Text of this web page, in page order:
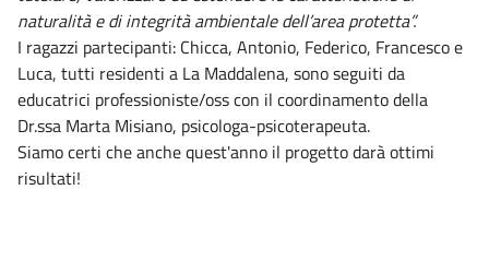
naturalità e di integrità ambientale dell’area protetta”.
I ragazzi partecipanti: Chicca, Antonio, Federico, Francesco e
Luca, tutti residenti a La Maddalena, sonoseguiti da
educatrici professioniste/oss con il coordinamento della
Dr.ssa Marta Misiano, psicologa-psicoterapeuta.
Siamo certi che anche quest'anno il progetto darà ottimi
risultati!